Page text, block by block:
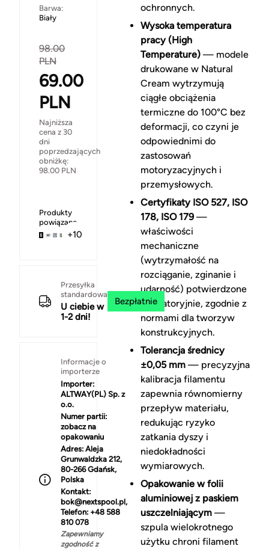
Barwa:
Biały
98.00
PLN
69.00
PLN
Najniższa
cena z 30
dni
poprzedzających
obniżkę:
98.00 PLN
Produkty
powiązane
+10
Przesyłka
standardowa
U ciebie w
1-2 dni!
Bezpłatnie
Informacje o
importerze
Importer:
ALTWAY(PL) Sp. z
o.o.
Numer partii:
zobacz na
opakowaniu
Adres: Aleja
Grunwaldzka 212,
80-266 Gdańsk,
Polska
Kontakt:
bok@nextspool.pl,
Telefon: +48 588
810 078
Zapewniamy
zgodność z
ochronnych.
Wysoka temperatura
pracy (High
Temperature)— modele
drukowane w Natural
Cream wytrzymują
ciągłe obciążenia
termiczne do 100°C bez
deformacji, co czyni je
odpowiednimi do
zastosowań
motoryzacyjnych i
przemysłowych.
Certyfikaty ISO 527, ISO
178, ISO 179—
właściwości
mechaniczne
(wytrzymałość na
rozciąganie, zginanie i
udarność) potwierdzone
laboratoryjnie, zgodnie z
normami dla tworzyw
konstrukcyjnych.
Tolerancja średnicy
±0,05 mm— precyzyjna
kalibracja filamentu
zapewnia równomierny
przepływ materiału,
redukując ryzyko
zatkania dyszy i
niedokładności
wymiarowych.
Opakowanie w folii
aluminiowej z paskiem
uszczelniającym—
szpula wielokrotnego
użytku chroni filament